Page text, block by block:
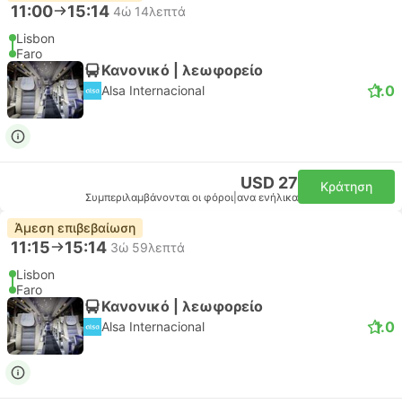
11:00 15:14 4ώ 14λεπτά
Lisbon
Faro
Κανονικό | λεωφορείο
Alsa Internacional 1.0
USD 27
Συμπεριλαμβάνονται οι φόροι ανα ενήλικα
Κράτηση
Άμεση επιβεβαίωση
11:15 15:14 3ώ 59λεπτά
Lisbon
Faro
Κανονικό | λεωφορείο
Alsa Internacional 1.0